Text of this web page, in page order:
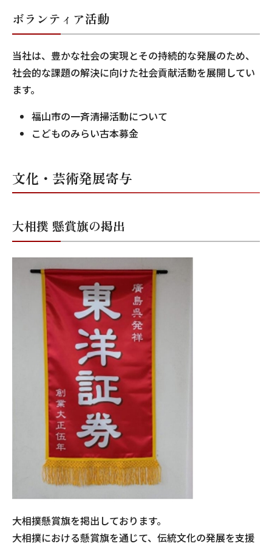
ボランティア活動
当社は、豊かな社会の実現とその持続的な発展のため、
社会的な課題の解決に向けた社会貢献活動を展開してい
ます。
福山市の一斉清掃活動について
こどものみらい古本募金
文化・芸術発展寄与
大相撲 懸賞旗の掲出
大相撲懸賞旗を掲出しております。
大相撲における懸賞旗を通じて、伝統文化の発展を支援